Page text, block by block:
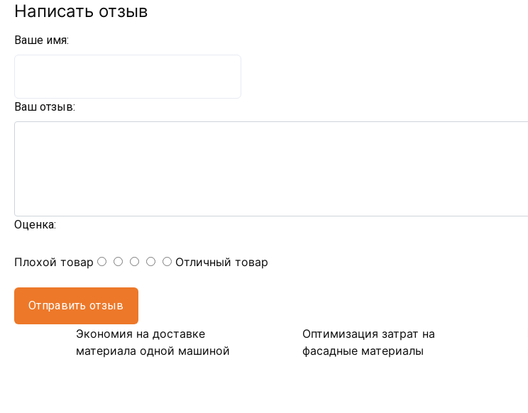
Написать отзыв
Ваше имя:
Ваш отзыв:
Оценка:
Плохой товар Отличный товар
Отправить отзыв
Экономия на доставке
материала одной машиной
Оптимизация затрат на
фасадные материалы